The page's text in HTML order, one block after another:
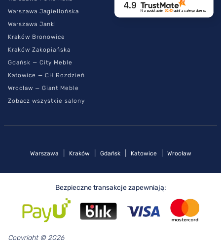
Warszawa Jagiellońska
Warszawa Janki
Kraków Bronowice
Kraków Zakopiańska
Gdańsk — City Meble
Katowice — CH Rozdzień
Wrocław — Giant Meble
Zobacz wszystkie salony
4.9
Na podstawie 6245opinii z całego okresu
Warszawa Kraków Gdańsk Katowice Wrocław
Bezpieczne transakcje zapewniają:
Copyright © 2026